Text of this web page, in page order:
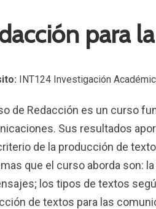
para
INT124 Investigación
de Redacción es un curso
Sus resultados
de la producción de
que el curso aborda son:
los tipos de textos
de textos para las